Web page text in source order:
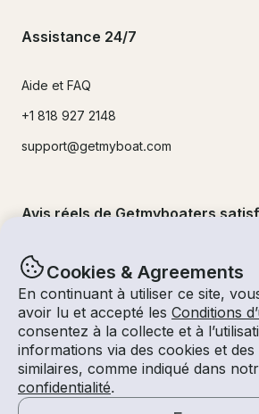
Cookies & Agreements
En continuant à utiliser ce site,
avoir lu et accepté les Conditions
consentez à la collecte et à
informations via des cookies et
similaires, comme indiqué dans
confidentialité.
Assistance 24/7
Aide et FAQ
+1 818 927 2148
support@getmyboat.com
Avis réels de Getmyboaters